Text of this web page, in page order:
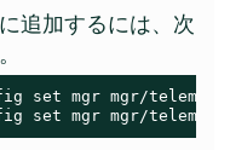
追加するには、次
set mgr mgr/